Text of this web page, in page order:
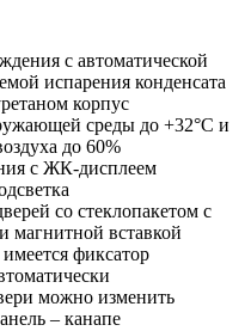
с автоматической
испарения конденсата
корпус
среды до +32°С и
до 60%
с ЖК-дисплеем
со стеклопакетом с
магнитной вставкой
фиксатор
можно изменить
– канапе